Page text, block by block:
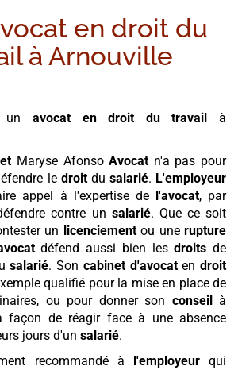
en droit du
à Arnouville
un avocat en droit du travail à
Maryse AfonsoAvocat n'a pas pour
le droitdu salarié. L'employeur
appel à l'expertise de
l'avocat, par
contre un salarié. Que ce soit
un
licenciementou une rupture
défend aussi bien lesdroits de
salarié. Son cabinet d'avocaten droit
qualifié pour la mise en place de
ou pour donner son conseil
à
façon de réagir face à une absence
jours d'un salarié.
recommandé à
l'employeurqui